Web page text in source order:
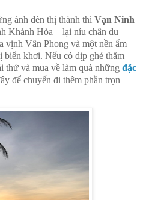
ánh đèn thị thành thì Vạn Ninh
Khánh Hòa – lại níu chân du
vịnh Vân Phong và một nền ẩm
biển khơi. Nếu có dịp ghé thăm
thử và mua về làm quà những đặc
để chuyến đi thêm phần trọn